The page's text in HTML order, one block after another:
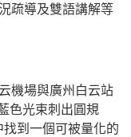
疏導及雙語講解等
機場與廣州白云站
色光束刺出圓規
找到一個可被量化的